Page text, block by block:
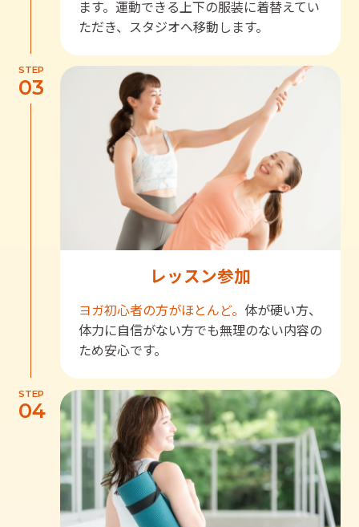
ます。運動できる上下の服装に着替えてい
ただき、スタジオへ移動します。
STEP
03
レッスン参加
ヨガ初心者の方がほとんど。 体が硬い方、
体力に自信がない方でも無理のない内容の
ため安心です。
STEP
04